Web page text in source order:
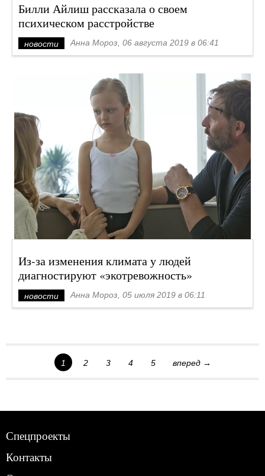
Билли Айлиш рассказала о своем
психическом расстройстве
новости Анна Мороз, 06 августа 2019 в 06:41
Из-за изменения климата у людей
диагностируют «экотревожность»
новости Анна Мороз, 05 июля 2019 в 06:11
1 2 3 4 5 вперед →
Спецпроекты
Контакты